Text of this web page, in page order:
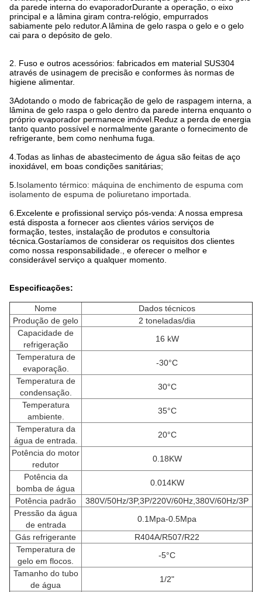
da parede interna do evaporadorDurante a operação, o eixo
principal e a lâmina giram contra-relógio, empurrados
sabiamente pelo redutor.A lâmina de gelo raspa o gelo e o gelo
cai para o depósito de gelo.
2. Fuso e outros acessórios: fabricados em material SUS304
através de usinagem de precisão e conformes às normas de
higiene alimentar.
3Adotando o modo de fabricação de gelo de raspagem interna, a
lâmina de gelo raspa o gelo dentro da parede interna enquanto o
próprio evaporador permanece imóvel.Reduz a perda de energia
tanto quanto possível e normalmente garante o fornecimento de
refrigerante, bem como nenhuma fuga.
4 Todas as linhas de abastecimento de água são feitas de aço
inoxidável, em boas condições sanitárias;
5. Isolamento térmico: máquina de enchimento de espuma com
isolamento de espuma de poliuretano importada.
6. Excelente e profissional serviço pós-venda: A nossa empresa
está disposta a fornecer aos clientes vários serviços de
formação, testes, instalação de produtos e consultoria
técnica.Gostaríamos de considerar os requisitos dos clientes
como nossa responsabilidade., e oferecer o melhor e
considerável serviço a qualquer momento.
Especificações:
Nome
Dados técnicos
Produção de gelo
2 toneladas/dia
Capacidade de
refrigeração
16 kW
Temperatura de
evaporação.
-30°C
Temperatura de
condensação.
30°C
Temperatura
ambiente.
35°C
Temperatura da
água de entrada.
20°C
Potência do motor
redutor
0.18KW
Potência da
bomba de água
0.014KW
Potência padrão
380V/50Hz/3P,3P/220V/60Hz,380V/60Hz/3P
Pressão da água
de entrada
0.1Mpa-0.5Mpa
Gás refrigerante
R404A/R507/R22
Temperatura de
gelo em flocos.
-5°C
Tamanho do tubo
de água
1/2"